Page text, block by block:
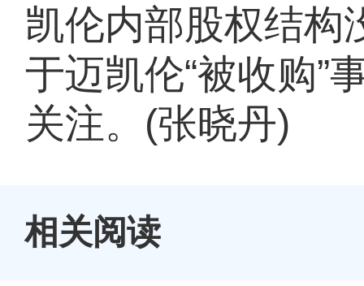
凯伦内部股权结构
于迈凯伦“被收购”
关注。(张晓丹)
相关阅读